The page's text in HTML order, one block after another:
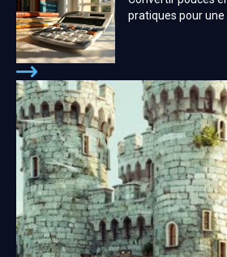
pratiques pour